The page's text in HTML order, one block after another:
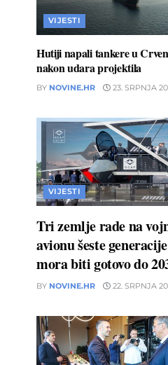
VIJESTI
Hutiji napali tankere u
nakon udara projektila
BY NOVINE.HR 23. SRPNJA
VIJESTI
Tri zemlje rade na
avionu šeste
mora biti gotovo do
BY NOVINE.HR 22. SRPNJA